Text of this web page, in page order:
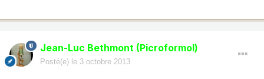
Jean-Luc Bethmont (Picroformol)
Posté(e) le 3 octobre 2013